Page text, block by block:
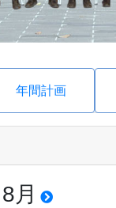
年間計画
8月